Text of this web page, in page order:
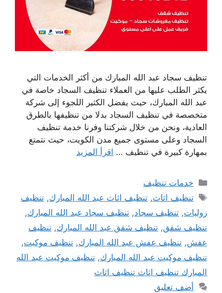
تنظيف سجاد عبد الله المبارك من أكثر الخدمات التي
يكثر الطلب عليها من العملاء تنظيف السجاد خاصة في
عبد الله المبارك، حيث يفضل الكثير اللجوء إلى شركة
متخصصة في تنظيف السجاد بدلا من تنظيفها بالطرق
العادية، ونحن من خلال شركتنا وفرنا خدمة تنظيف
السجاد وعلى مستوى جميع مدن الكويت، حيث نتمتع
بمهارة كبيرة في تنظيف … اقرأ المزيد
التصنيفات
خدمات تنظيف
الوسوم
تنظيف اثاث,تنظيف اثاث عبد الله المبارك,تنظيف
زوليات, تنظيف سجاد, تنظيف سجاد عبد الله المبارك,
تنظيف شقق, تنظيف شقق عبد الله المبارك, تنظيف
عفش, تنظيف عفش عبد الله المبارك, تنظيف موكيت,
تنظيف موكيت عبد الله المبارك, تنظيف موكيت عبد الله
المبارك تنظيف اثاث تنظيف اثاث
أضف تعليق